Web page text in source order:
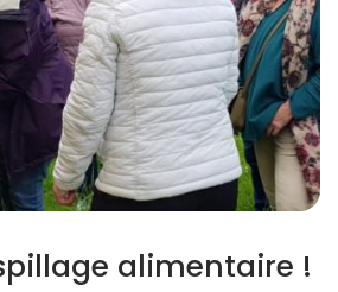
alimentaire !